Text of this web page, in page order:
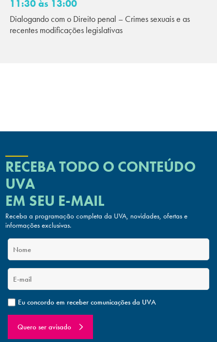
11:30 às 13:00
Dialogando com o Direito penal – Crimes sexuais e as
recentes modificações legislativas
RECEBA TODO O CONTEÚDO
UVA
EM SEU E-MAIL
Receba a programação completa da UVA, novidades, ofertas e
informações exclusivas.
Eu concordo em receber comunicações da UVA
Quero ser avisado